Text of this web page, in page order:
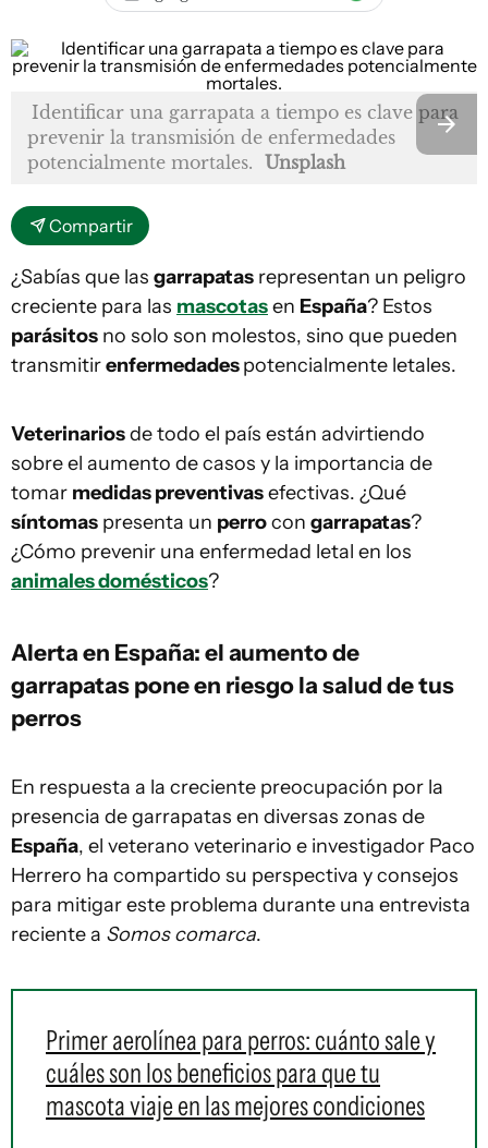
Identificar una garrapata a tiempo es clave para
prevenir la transmisión de enfermedades
potencialmente mortales. Unsplash
Compartir
¿Sabías que las garrapatas representan un peligro
creciente para las mascotasen España? Estos
parásitos no solo son molestos, sino que pueden
transmitirenfermedadespotencialmente letales.
Veterinariosde todo el país están advirtiendo
sobre el aumento de casos y la importancia de
tomar medidas preventivasefectivas. ¿Qué
síntomas presenta un perrocon garrapatas?
¿Cómo prevenir una enfermedad letal en los
animales domésticos?
Alerta en España: el aumento de
garrapatas pone en riesgo la salud de tus
perros
En respuesta a la creciente preocupación por la
presencia de garrapatas en diversas zonas de
España, el veterano veterinario e investigador Paco
Herrero ha compartido su perspectiva y consejos
para mitigar este problema durante una entrevista
reciente a Somos comarca.
Primer aerolínea para perros: cuánto sale y
cuáles son los beneficios para que tu
mascota viaje en las mejores condiciones